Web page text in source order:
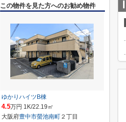
この物件を見た方へのお勧め物件
ゆかりハイツB棟
4.5万円 1K/22.19㎡
大阪府豊中市螢池南町 ２丁目